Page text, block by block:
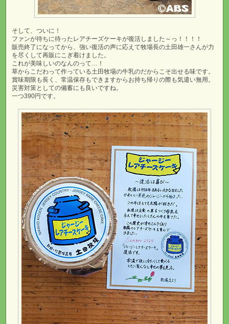
そして、ついに！
ファンが待ちに待ったレアチーズケーキが復活しました～っ！！！！
販売終了になってから、強い復活の声に応えて牧場長の土田雄一さんが力
を尽くして再販にこぎ着けました。
これが美味しいのなんのって…！
草からこだわって作っている土田牧場の牛乳のだからこそ出せる味です。
賞味期限も長く、常温保存もできますからお持ち帰りの際も気遣い無用。
災害対策としての備蓄にも良いですね。
一つ390円です。